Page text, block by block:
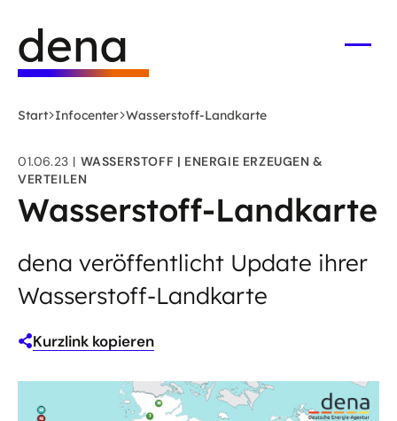
Hauptinhalt
springen
Deutsche
Energie-
Agentur
-
Startseite
Start Infocenter Wasserstoff-Landkarte
01.06.23 WASSERSTOFF
ENERGIE ERZEUGEN &
VERTEILEN
Wasserstoff-Landkarte
dena veröffentlicht Update ihrer
Wasserstoff-Landkarte
Kurzlink kopieren